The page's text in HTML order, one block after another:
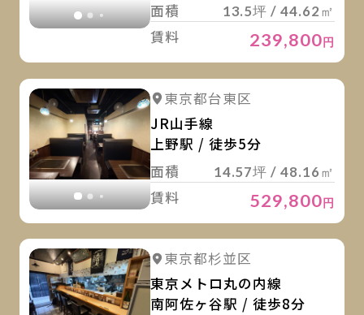
面積
13.5坪 / 44.62㎡
賃料 239,800 円
詳細を見る
東京都台東区
JR山手線
上野駅 / 徒歩5分
面積
14.57坪 / 48.16㎡
賃料 529,800円
詳細を見る
東京都杉並区
東京メトロ丸の内線
南阿佐ヶ谷駅 / 徒歩8分